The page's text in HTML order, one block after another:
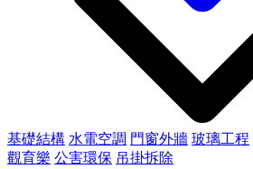
基礎結構 水電空調 門窗外牆 玻璃工程
觀育樂 公害環保 吊掛拆除